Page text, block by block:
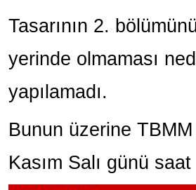
Tasarının 2.
yerinde olmaması
yapılamadı.
Bunun üzerine
Kasım Salı günü